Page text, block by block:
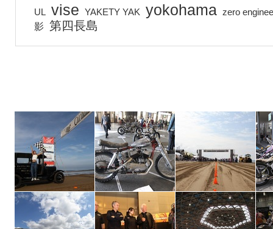
UL vise YAKETY YAK yokohama zero
影 第四長島